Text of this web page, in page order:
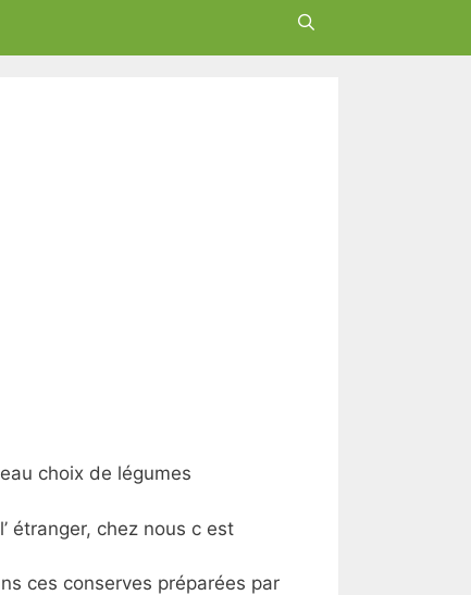
choix de légumes
étranger, chez nous c est
ces conserves préparées par